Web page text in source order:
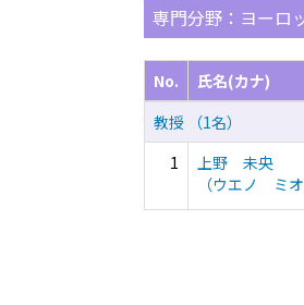
専門分野：ヨーロ
No. 氏名(カナ)
教授 （1名）
1
上野 未央
（ウエノ ミオ